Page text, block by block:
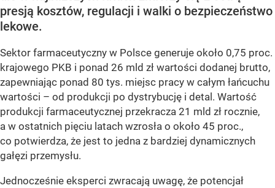
presją kosztów, regulacji i walki o bezpieczeństwo
lekowe.
Sektor farmaceutyczny w Polsce generuje około 0,75 proc.
krajowego PKB i ponad 26 mld zł wartości dodanej brutto,
zapewniając ponad 80 tys. miejsc pracy w całym łańcuchu
wartości – od produkcji po dystrybucję i detal. Wartość
produkcji farmaceutycznej przekracza 21 mld zł rocznie,
a w ostatnich pięciu latach wzrosła o około 45 proc.,
co potwierdza, że jest to jedna z bardziej dynamicznych
gałęzi przemysłu.
Jednocześnie eksperci zwracają uwagę, że potencjał